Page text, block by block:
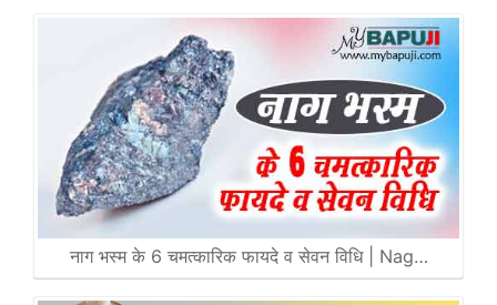
नाग भस्म के 6 चमत्कारिक फायदे व सेवन विधि | Nag…